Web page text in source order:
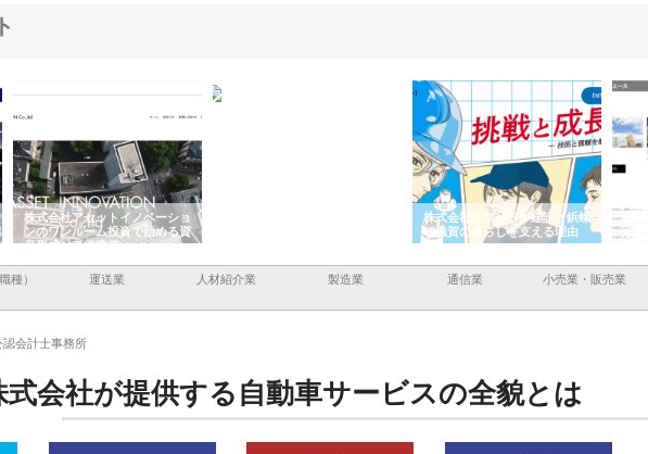
株式会社アセットイノベーショ
ンのワンルーム投資で始める資
産形成と老後準備
株式会社ナツハラが建設と鋲螺
で滋賀の暮らしを支える理由
イ
種） 運送業 人材紹介業 製造業 通信業 小売業・販売業
認会計士事務所
会社が提供する自動車サービスの全貌とは